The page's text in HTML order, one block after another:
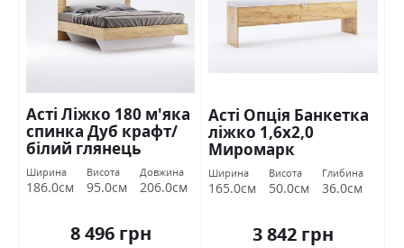
Асті Ліжко 180 м'яка
спинка Дуб крафт/
білий глянець
Міромарк
Ширина
186.0см
Висота
95.0см
Довжина
206.0см
8 496 грн
Асті Опція Банкетка
ліжко 1,6х2,0
Миромарк
Ширина
165.0см
Висота
50.0см
Глибина
36.0см
3 842 грн